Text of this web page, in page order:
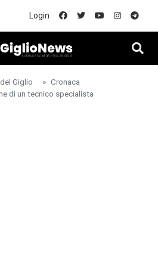
Login
Giglio
Cronaca
di un tecnico specialista